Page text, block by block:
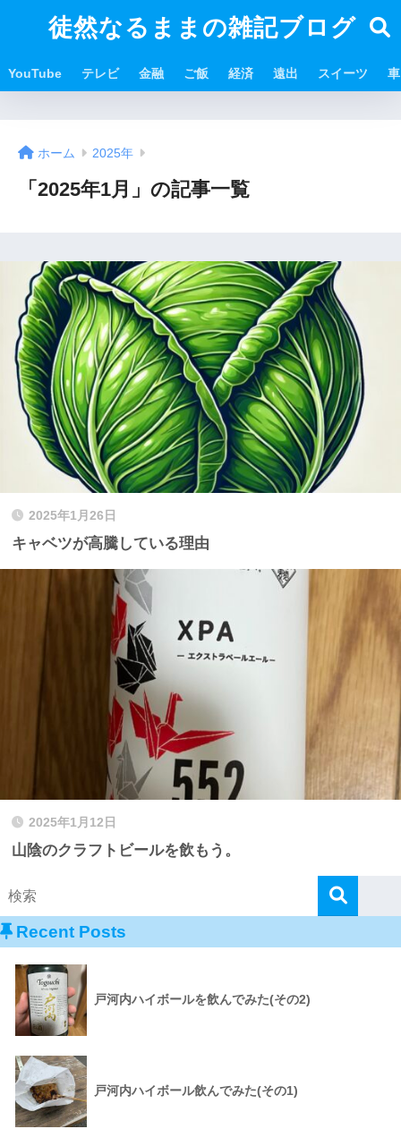
徒然なるままの雑記ブログ
YouTube テレビ 金融 ご飯 経済 遠出 スイーツ 車
ホーム 2025年
「2025年1月」の記事一覧
2025年1月26日
キャベツが高騰している理由
2025年1月12日
山陰のクラフトビールを飲もう。
Recent Posts
戸河内ハイボールを飲んでみた(その2)
戸河内ハイボール飲んでみた(その1)